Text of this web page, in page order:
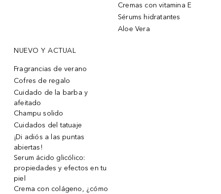
Cremas con vitamina E
Sérums hidratantes
Aloe Vera
NUEVO Y ACTUAL
Fragrancias de verano
Cofres de regalo
Cuidado de la barba y
afeitado
Champu solido
Cuidados del tatuaje
¡Di adiós a las puntas
abiertas!
Serum ácido glicólico:
propiedades y efectos en tu
piel
Crema con colágeno, ¿cómo